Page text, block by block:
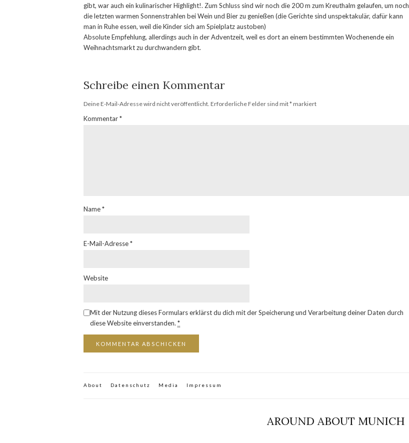
gibt, war auch ein kulinarischer Highlight!. Zum Schluss sind wir noch die 200 m zum Kreuthalm gelaufen, um noch
die letzten warmen Sonnenstrahlen bei Wein und Bier zu genießen (die Gerichte sind unspektakulär, dafür kann
man in Ruhe essen, weil die Kinder sich am Spielplatz austoben)
Absolute Empfehlung, allerdings auch in der Adventzeit, weil es dort an einem bestimmten Wochenende ein
Weihnachtsmarkt zu durchwandern gibt.
Schreibe einen Kommentar
Deine E-Mail-Adresse wird nicht veröffentlicht. Erforderliche Felder sind mit*markiert
Kommentar*
Name*
E-Mail-Adresse*
Website
Mit der Nutzung dieses Formulars erklärst du dich mit der Speicherung und Verarbeitung deiner Daten durch
diese Website einverstanden. *
About Datenschutz Media Impressum
AROUND ABOUT MUNICH